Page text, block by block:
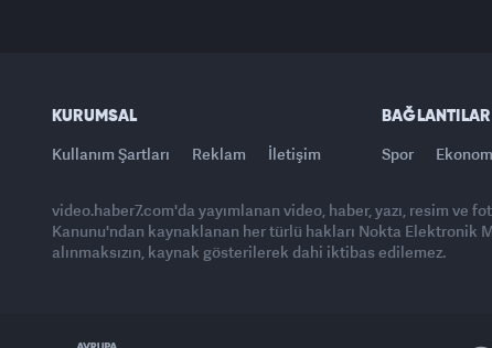
KURUMSAL
Kullanım Şartları Reklam İletişim
BAĞLANTILAR
Spor
video.haber7.com'da yayımlanan video, haber, yazı, resim ve
Kanunu'ndan kaynaklanan her türlü hakları Nokta Elektronik
alınmaksızın, kaynak gösterilerek dahi iktibas edilemez.